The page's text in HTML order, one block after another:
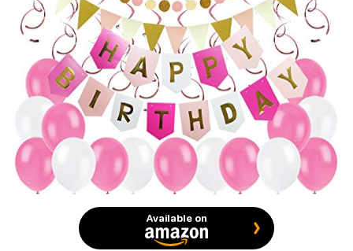
Available on